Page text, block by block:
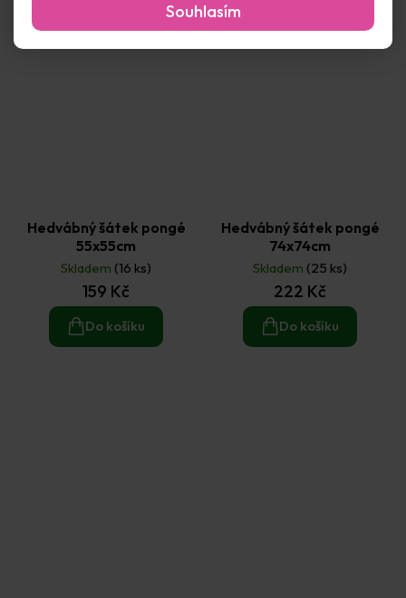
Souhlasím
Hedvábný šátek pongé
55x55cm
Skladem (16 ks)
159 Kč
Do košíku
Hedvábný šátek pongé
74x74cm
Skladem (25 ks)
222 Kč
Do košíku